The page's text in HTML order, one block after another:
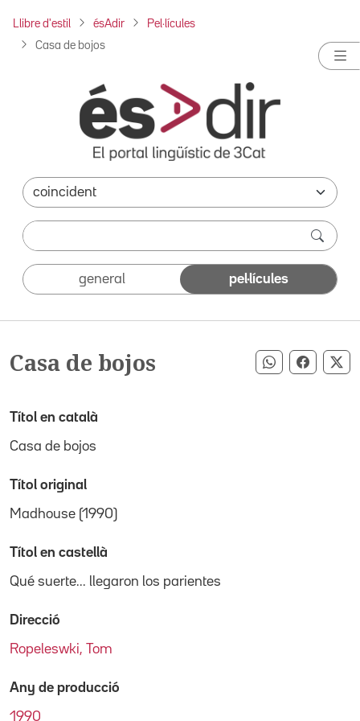
Llibre d'estil ésAdir Pel·lícules
Casa de bojos
general pel·lícules
Casa de bojos Compartir
Títol en català
Casa de bojos
Títol original
Madhouse (1990)
Títol en castellà
Qué suerte... llegaron los parientes
Direcció
Ropeleswki, Tom
Any de producció
1990